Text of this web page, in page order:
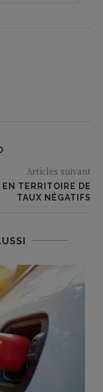
Articles suivant
TERRITOIRE DE
TAUX NÉGATIFS